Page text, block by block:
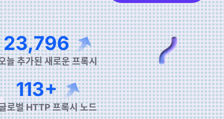
39,511
늘 추가된 새로운 프록시
190+
로벌 HTTP 프록시 노드